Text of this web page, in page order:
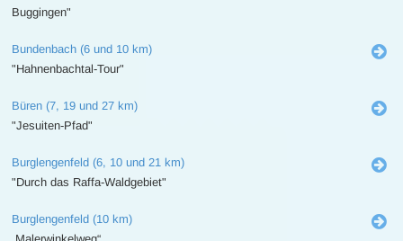
Buggingen"
Bundenbach (6 und 10 km)
"Hahnenbachtal-Tour"
Büren (7, 19 und 27 km)
"Jesuiten-Pfad"
Burglengenfeld (6, 10 und 21 km)
"Durch das Raffa-Waldgebiet"
Burglengenfeld (10 km)